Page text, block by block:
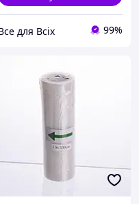
для Всіх 99%